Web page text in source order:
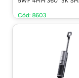
Cód: 8603